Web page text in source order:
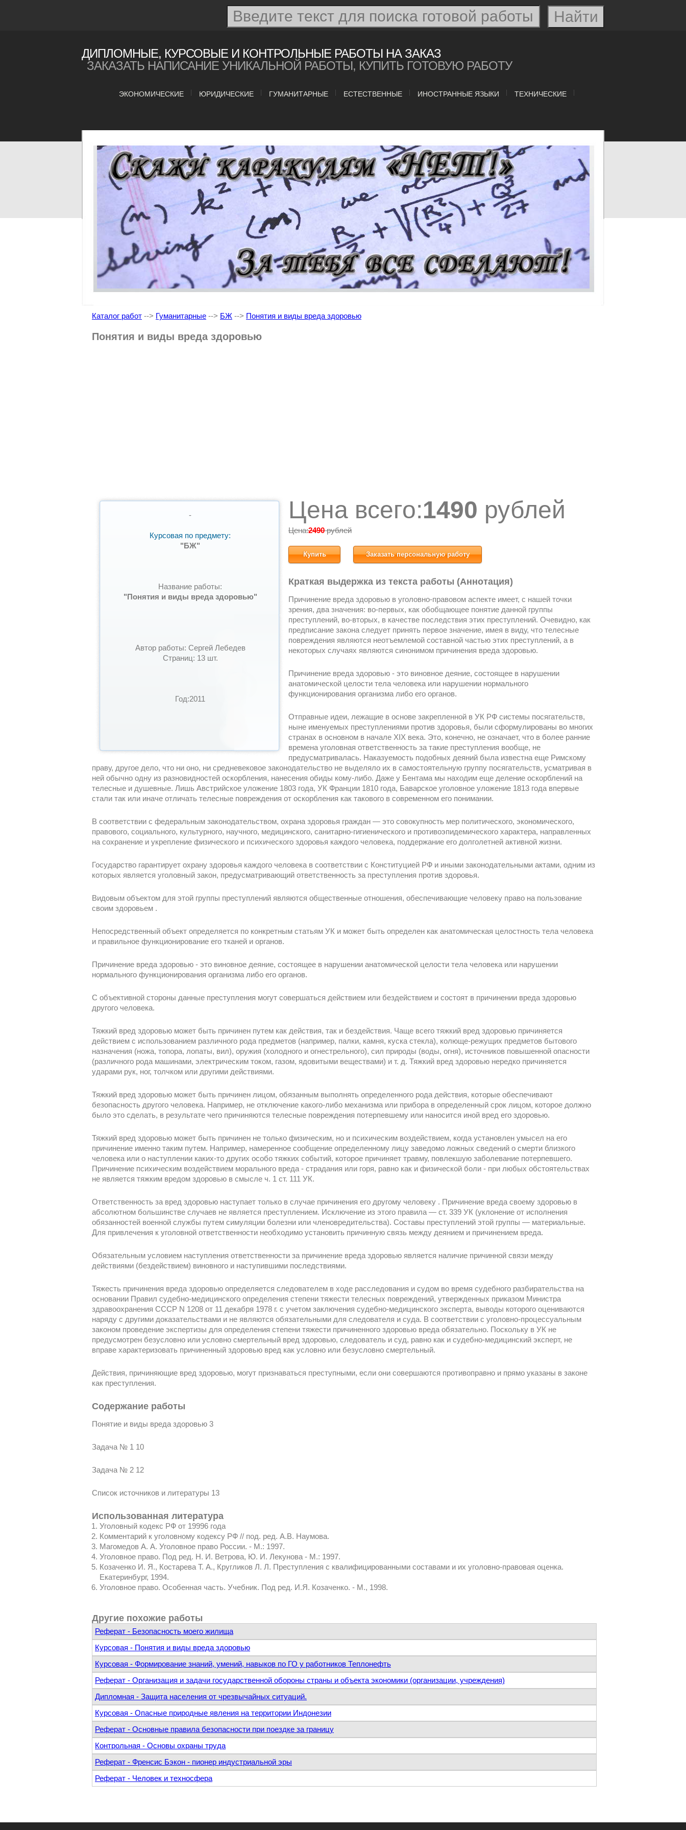
ДИПЛОМНЫЕ, КУРСОВЫЕ И КОНТРОЛЬНЫЕ РАБОТЫ НА ЗАКАЗ
ЗАКАЗАТЬ НАПИСАНИЕ УНИКАЛЬНОЙ РАБОТЫ, КУПИТЬ ГОТОВУЮ РАБОТУ
ЭКОНОМИЧЕСКИЕ ЮРИДИЧЕСКИЕ ГУМАНИТАРНЫЕ ЕСТЕСТВЕННЫЕ ИНОСТРАННЫЕ ЯЗЫКИ ТЕХНИЧЕСКИЕ
Каталог работ --> Гуманитарные --> БЖ --> Понятия и виды вреда здоровью
Понятия и виды вреда здоровью
-
Курсовая по предмету:
"БЖ"
Название работы:
"Понятия и виды вреда здоровью"
Автор работы: Сергей Лебедев
Страниц: 13 шт.
Год:2011
Цена всего:1490 рублей
Цена:2490рублей
Купить Заказать персональную работу
Краткая выдержка из текста работы (Аннотация)
Причинение вреда здоровью в уголовно-правовом аспекте имеет, с нашей точки
зрения, два значения: во-первых, как обобщающее понятие данной группы
преступлений, во-вторых, в качестве последствия этих преступлений. Очевидно, как
предписание закона следует принять первое значение, имея в виду, что телесные
повреждения являются неотъемлемой составной частью этих преступлений, а в
некоторых случаях являются синонимом причинения вреда здоровью.
Причинение вреда здоровью - это виновное деяние, состоящее в нарушении
анатомической целости тела человека или нарушении нормального
функционирования организма либо его органов.
Отправные идеи, лежащие в основе закрепленной в УК РФ системы посягательств,
ныне именуемых преступлениями против здоровья, были сформулированы во многих
странах в основном в начале XIX века. Это, конечно, не означает, что в более ранние
времена уголовная ответственность за такие преступления вообще, не
предусматривалась. Наказуемость подобных деяний была известна еще Римскому
праву, другое дело, что ни оно, ни средневековое законодательство не выделяло их в самостоятельную группу посягательств, усматривая в
ней обычно одну из разновидностей оскорбления, нанесения обиды кому-либо. Даже у Бентама мы находим еще деление оскорблений на
телесные и душевные. Лишь Австрийское уложение 1803 года, УК Франции 1810 года, Баварское уголовное уложение 1813 года впервые
стали так или иначе отличать телесные повреждения от оскорбления как такового в современном его понимании.
В соответствии с федеральным законодательством, охрана здоровья граждан — это совокупность мер политического, экономического,
правового, социального, культурного, научного, медицинского, санитарно-гигиенического и противоэпидемического характера, направленных
на сохранение и укрепление физического и психического здоровья каждого человека, поддержание его долголетней активной жизни.
Государство гарантирует охрану здоровья каждого человека в соответствии с Конституцией РФ и иными законодательными актами, одним из
которых является уголовный закон, предусматривающий ответственность за преступления против здоровья.
Видовым объектом для этой группы преступлений являются общественные отношения, обеспечивающие человеку право на пользование
своим здоровьем .
Непосредственный объект определяется по конкретным статьям УК и может быть определен как анатомическая целостность тела человека
и правильное функционирование его тканей и органов.
Причинение вреда здоровью - это виновное деяние, состоящее в нарушении анатомической целости тела человека или нарушении
нормального функционирования организма либо его органов.
С объективной стороны данные преступления могут совершаться действием или бездействием и состоят в причинении вреда здоровью
другого человека.
Тяжкий вред здоровью может быть причинен путем как действия, так и бездействия. Чаще всего тяжкий вред здоровью причиняется
действием с использованием различного рода предметов (например, палки, камня, куска стекла), колюще-режущих предметов бытового
назначения (ножа, топора, лопаты, вил), оружия (холодного и огнестрельного), сил природы (воды, огня), источников повышенной опасности
(различного рода машинами, электрическим током, газом, ядовитыми веществами) и т. д. Тяжкий вред здоровью нередко причиняется
ударами рук, ног, толчком или другими действиями.
Тяжкий вред здоровью может быть причинен лицом, обязанным выполнять определенного рода действия, которые обеспечивают
безопасность другого человека. Например, не отключение какого-либо механизма или прибора в определенный срок лицом, которое должно
было это сделать, в результате чего причиняются телесные повреждения потерпевшему или наносится иной вред его здоровью.
Тяжкий вред здоровью может быть причинен не только физическим, но и психическим воздействием, когда установлен умысел на его
причинение именно таким путем. Например, намеренное сообщение определенному лицу заведомо ложных сведений о смерти близкого
человека или о наступлении каких-то других особо тяжких событий, которое причиняет травму, повлекшую заболевание потерпевшего.
Причинение психическим воздействием морального вреда - страдания или горя, равно как и физической боли - при любых обстоятельствах
не является тяжким вредом здоровью в смысле ч. 1 ст. 111 УК.
Ответственность за вред здоровью наступает только в случае причинения его другому человеку . Причинение вреда своему здоровью в
абсолютном большинстве случаев не является преступлением. Исключение из этого правила — ст. 339 УК (уклонение от исполнения
обязанностей военной службы путем симуляции болезни или членовредительства). Составы преступлений этой группы — материальные.
Для привлечения к уголовной ответственности необходимо установить причинную связь между деянием и причинением вреда.
Обязательным условием наступления ответственности за причинение вреда здоровью является наличие причинной связи между
действиями (бездействием) виновного и наступившими последствиями.
Тяжесть причинения вреда здоровью определяется следователем в ходе расследования и судом во время судебного разбирательства на
основании Правил судебно-медицинского определения степени тяжести телесных повреждений, утвержденных приказом Министра
здравоохранения СССР N 1208 от 11 декабря 1978 г. с учетом заключения судебно-медицинского эксперта, выводы которого оцениваются
наряду с другими доказательствами и не являются обязательными для следователя и суда. В соответствии с уголовно-процессуальным
законом проведение экспертизы для определения степени тяжести причиненного здоровью вреда обязательно. Поскольку в УК не
предусмотрен безусловно или условно смертельный вред здоровью, следователь и суд, равно как и судебно-медицинский эксперт, не
вправе характеризовать причиненный здоровью вред как условно или безусловно смертельный.
Действия, причиняющие вред здоровью, могут признаваться преступными, если они совершаются противоправно и прямо указаны в законе
как преступления.
Содержание работы
Понятие и виды вреда здоровью 3
Задача № 1 10
Задача № 2 12
Список источников и литературы 13
Использованная литература
Уголовный кодекс РФ от 19996 года
Комментарий к уголовному кодексу РФ // под. ред. А.В. Наумова.
Магомедов А. А. Уголовное право России. - М.: 1997.
Уголовное право. Под ред. Н. И. Ветрова, Ю. И. Лекунова - М.: 1997.
Козаченко И. Я., Костарева Т. А., Кругликов Л. Л. Преступления с квалифицированными составами и их уголовно-правовая оценка.
Екатеринбург, 1994.
Уголовное право. Особенная часть. Учебник. Под ред. И.Я. Козаченко. - М., 1998.
Другие похожие работы
Реферат - Безопасность моего жилища
Курсовая - Понятия и виды вреда здоровью
Курсовая - Формирование знаний, умений, навыков по ГО у работников Теплонефть
Реферат - Организация и задачи государственной обороны страны и объекта экономики (организации, учреждения)
Дипломная - Защита населения от чрезвычайных ситуаций.
Курсовая - Опасные природные явления на территории Индонезии
Реферат - Основные правила безопасности при поездке за границу
Контрольная - Основы охраны труда
Реферат - Френсис Бэкон - пионер индустриальной эры
Реферат - Человек и техносфера